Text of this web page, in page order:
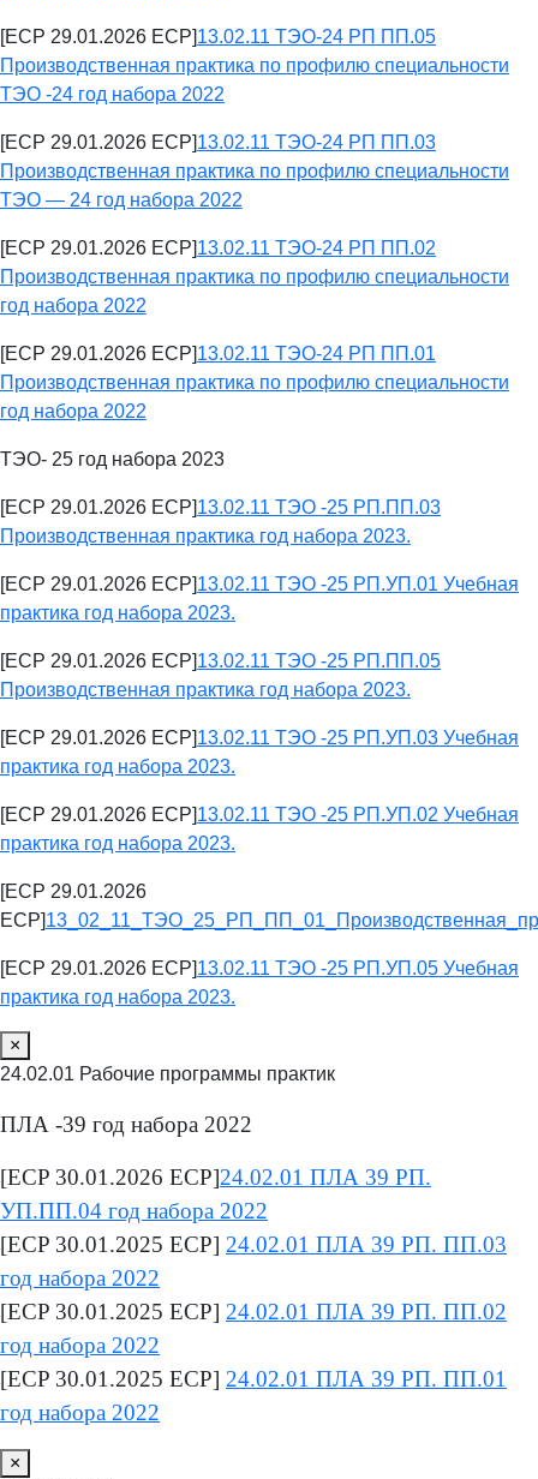
[ECP 29.01.2026 ECP]13.02.11 ТЭО-24 РП ПП.05
Производственная практика по профилю специальности
ТЭО -24 год набора 2022
[ECP 29.01.2026 ECP]13.02.11 ТЭО-24 РП ПП.03
Производственная практика по профилю специальности
ТЭО — 24 год набора 2022
[ECP 29.01.2026 ECP]13.02.11 ТЭО-24 РП ПП.02
Производственная практика по профилю специальности
год набора 2022
[ECP 29.01.2026 ECP]13.02.11 ТЭО-24 РП ПП.01
Производственная практика по профилю специальности
год набора 2022
ТЭО- 25 год набора 2023
[ECP 29.01.2026 ECP]13.02.11 ТЭО -25 РП.ПП.03
Производственная практика год набора 2023.
[ECP 29.01.2026 ECP]13.02.11 ТЭО -25 РП.УП.01 Учебная
практика год набора 2023.
[ECP 29.01.2026 ECP]13.02.11 ТЭО -25 РП.ПП.05
Производственная практика год набора 2023.
[ECP 29.01.2026 ECP]13.02.11 ТЭО -25 РП.УП.03 Учебная
практика год набора 2023.
[ECP 29.01.2026 ECP]13.02.11 ТЭО -25 РП.УП.02 Учебная
практика год набора 2023.
[ECP 29.01.2026
ECP]
[ECP 29.01.2026 ECP]13.02.11 ТЭО -25 РП.УП.05 Учебная
практика год набора 2023.
×
24.02.01 Рабочие программы практик
ПЛА -39 год набора 2022
[ECP 30.01.2026 ECP]24.02.01 ПЛА 39 РП.
УП.ПП.04 год набора 2022
[ECP 30.01.2025 ECP] 24.02.01 ПЛА 39 РП. ПП.03
год набора 2022
[ECP 30.01.2025 ECP] 24.02.01 ПЛА 39 РП. ПП.02
год набора 2022
[ECP 30.01.2025 ECP] 24.02.01 ПЛА 39 РП. ПП.01
год набора 2022
×